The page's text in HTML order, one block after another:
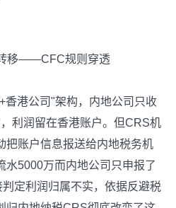
移——CFC规则穿透
香港公司"架构，内地公司只收
利润留在香港账户。但CRS机
把账户信息报送给内地税务机
水5000万而内地公司只申报了
定利润归属不实，依据反避税